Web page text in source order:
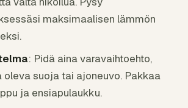
maksimaalisen lämmön
: Pidä aina varavaihtoehto,
oleva suoja tai ajoneuvo. Pakkaa
ja ensiapulaukku.